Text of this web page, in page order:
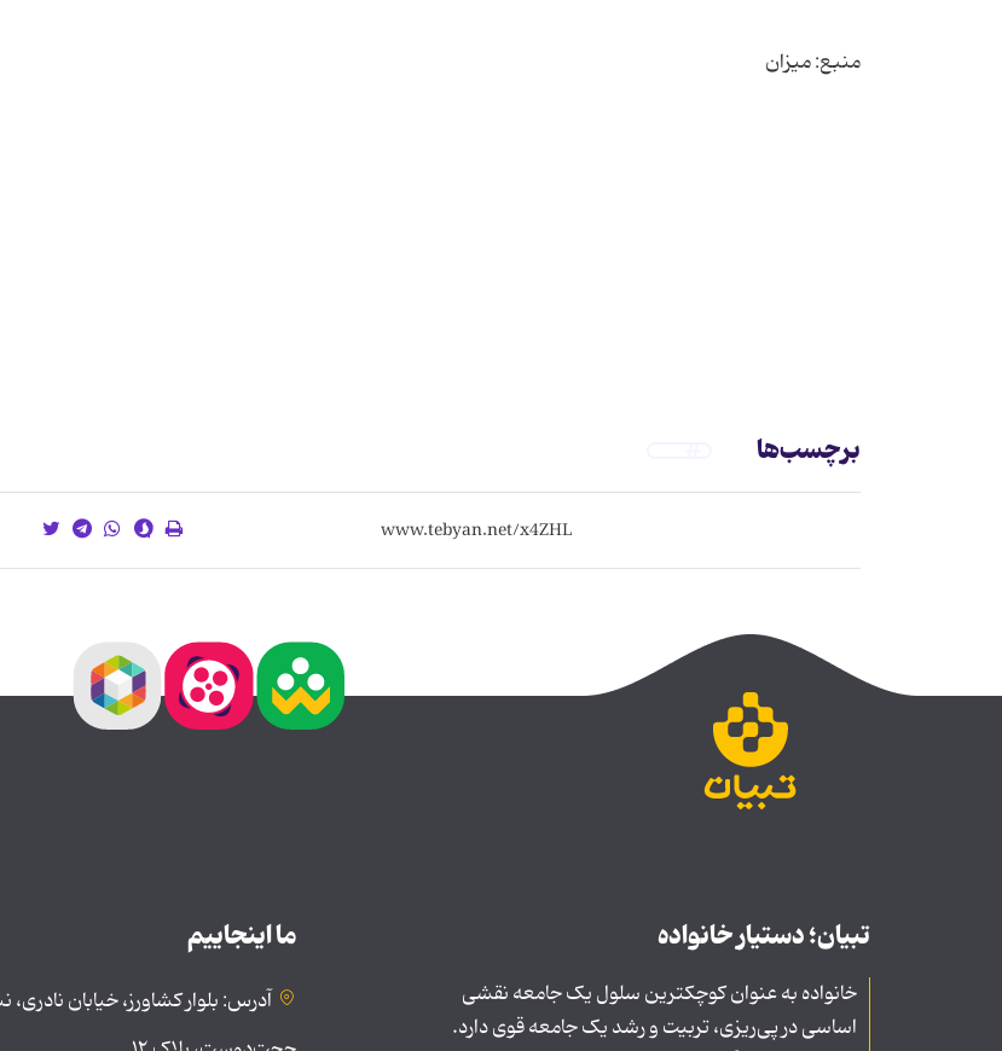
برچسب‌ها
تبیان؛ دستیار خانواده
خانواده به عنوان کوچکترین سلول یک جامعه نقشی
اساسی در پی‌ریزی، تربیت و رشد یک جامعه قوی دارد.
ما اینجاییم
آدرس: بلوار کشاورز، خیابان